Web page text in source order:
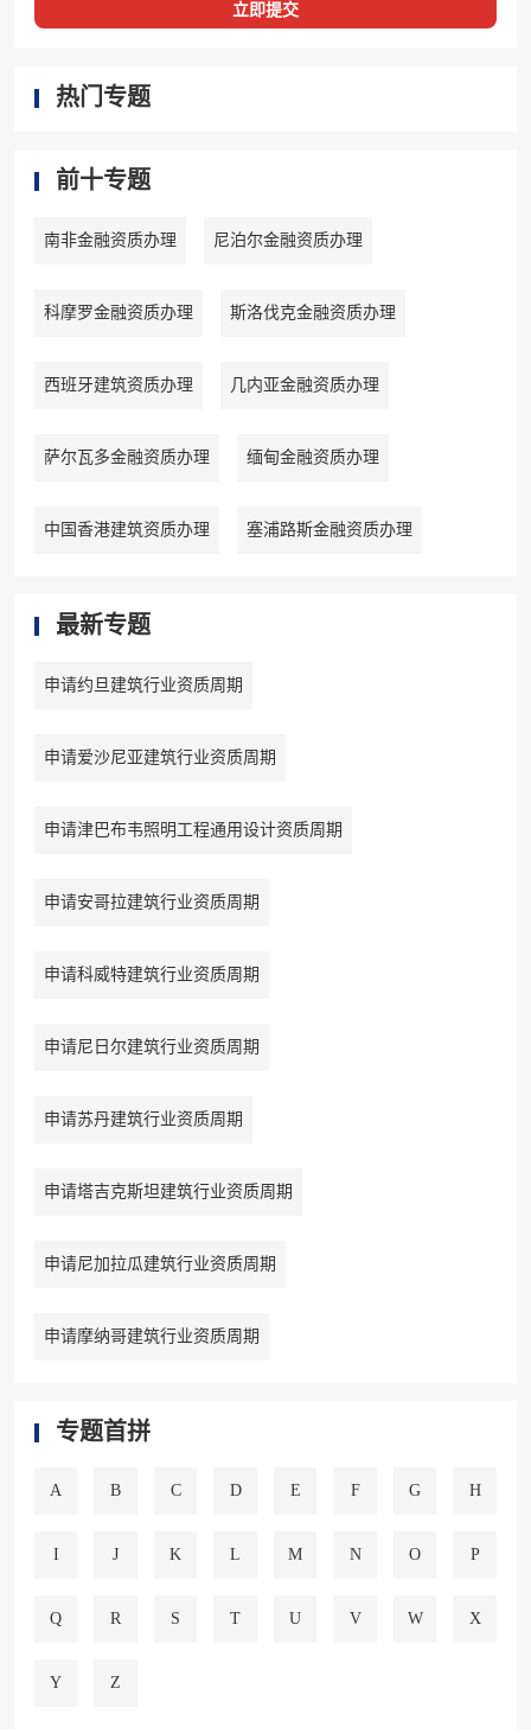
立即提交
热门专题
前十专题
南非金融资质办理 尼泊尔金融资质办理
科摩罗金融资质办理 斯洛伐克金融资质办理
西班牙建筑资质办理 几内亚金融资质办理
萨尔瓦多金融资质办理 缅甸金融资质办理
中国香港建筑资质办理 塞浦路斯金融资质办理
最新专题
申请约旦建筑行业资质周期
申请爱沙尼亚建筑行业资质周期
申请津巴布韦照明工程通用设计资质周期
申请安哥拉建筑行业资质周期
申请科威特建筑行业资质周期
申请尼日尔建筑行业资质周期
申请苏丹建筑行业资质周期
申请塔吉克斯坦建筑行业资质周期
申请尼加拉瓜建筑行业资质周期
申请摩纳哥建筑行业资质周期
专题首拼
A B C D E F G H
I J K L M N O P
Q R S T U V W X
Y Z